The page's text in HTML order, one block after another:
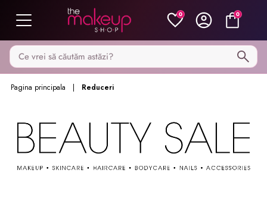
0 0
Caută pe MakeupShop
Pagina principala Reduceri